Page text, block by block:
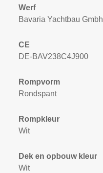
Werf
Bavaria Yachtbau Gmbh
CE
DE-BAV238C4J900
Rompvorm
Rondspant
Rompkleur
Wit
Dek en opbouw kleur
Wit